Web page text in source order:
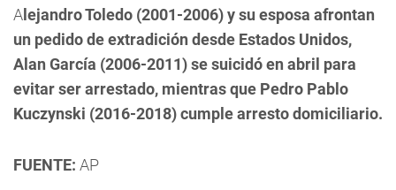
A lejandro Toledo (2001-2006) y su esposa afrontan
un pedido de extradición desde Estados Unidos,
Alan García (2006-2011) se suicidó en abril para
evitar ser arrestado, mientras que Pedro Pablo
Kuczynski (2016-2018) cumple arresto domiciliario.
FUENTE: AP